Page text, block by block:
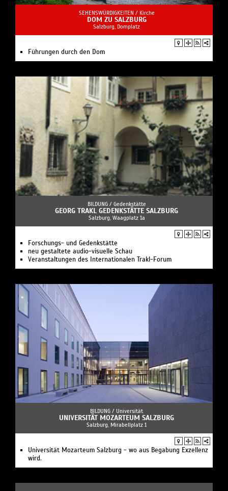
SEHENSWÜRDIGKEITEN / Kirche
DOM ZU SALZBURG
Salzburg, Domplatz
Führungen durch den Dom
BILDUNG / Gedenkstätte
GEORG TRAKL GEDENKSTÄTTE SALZBURG
Salzburg, Waagplatz 1a
Forschungs- und Gedenkstätte
neu gestaltete audio-visuelle Schau
Veranstaltungen des Internationalen Trakl-Forum
BILDUNG / Universität
UNIVERSITÄT MOZARTEUM SALZBURG
Salzburg, Mirabellplatz 1
Universität Mozarteum Salzburg - wo aus Begabung Exzellenz
wird.